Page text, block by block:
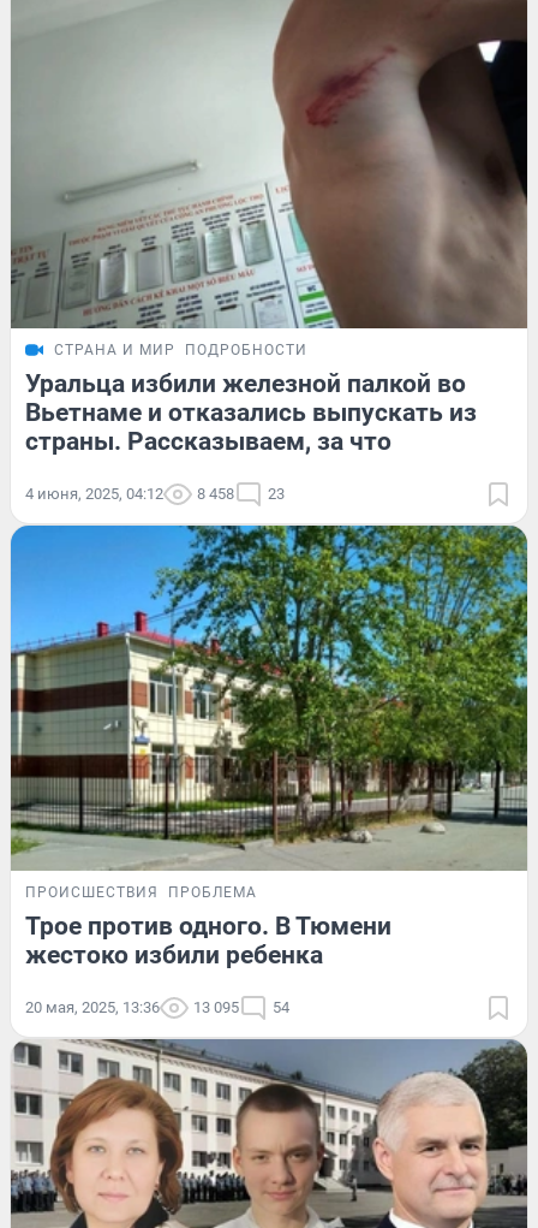
СТРАНА И МИР ПОДРОБНОСТИ
Уральца избили железной палкой во
Вьетнаме и отказались выпускать из
страны. Рассказываем, за что
4 июня, 2025, 04:12 8 458 23
ПРОИСШЕСТВИЯ ПРОБЛЕМА
Трое против одного. В Тюмени
жестоко избили ребенка
20 мая, 2025, 13:36 13 095 54